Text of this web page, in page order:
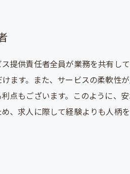
提供責任者全員が業務を共有し
ます。また、サービスの柔軟性
点もございます。このように、
、求人に際して経験よりも人柄